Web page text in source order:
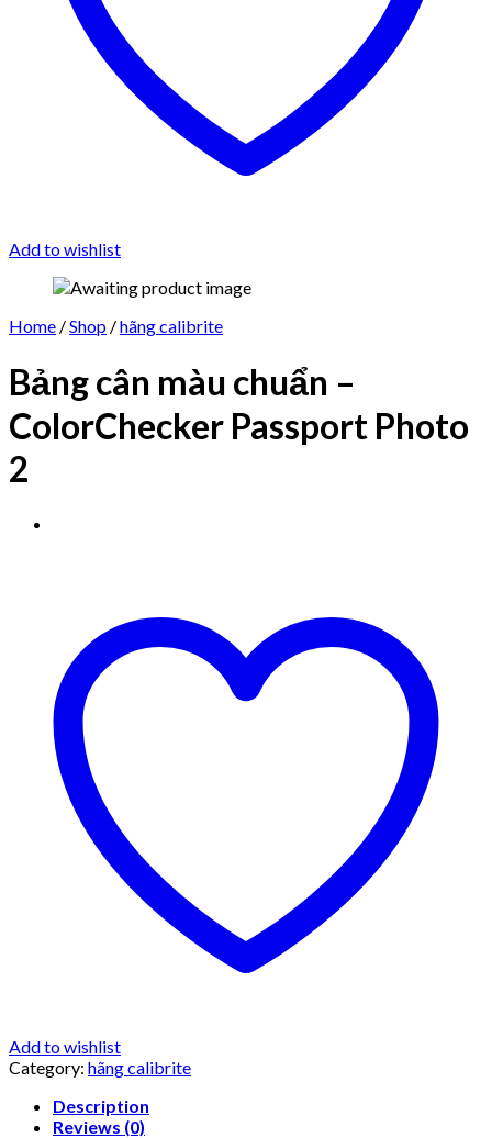
Add to wishlist
Home /Shop /hãng calibrite
Bảng cân màu chuẩn –
ColorChecker Passport Photo
2
Add to wishlist
Category: hãng calibrite
Description
Reviews (0)